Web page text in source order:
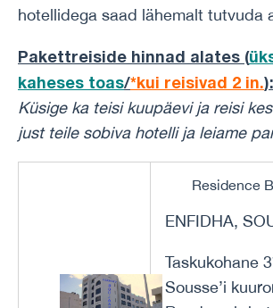
hotellidega saad lähemalt tutvuda
Pakettreiside hinnad alates (
kaheses toas/*kui reisivad 2 in.):
Küsige ka teisi kuupäevi ja reisi
just teile sobiva hotelli ja leiame
Residence
ENFIDHA,
Taskukohane
Sousse’i